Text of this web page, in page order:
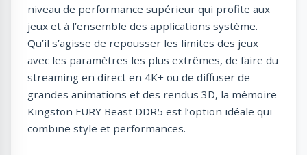
niveau de performance supérieur qui profite aux
jeux et à l’ensemble des applications système.
Qu’il s’agisse de repousser les limites des jeux
avec les paramètres les plus extrêmes, de faire du
streaming en direct en 4K+ ou de diffuser de
grandes animations et des rendus 3D, la mémoire
Kingston FURY Beast DDR5 est l’option idéale qui
combine style et performances.